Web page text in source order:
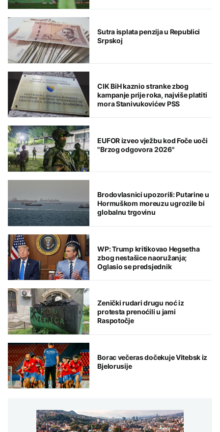
Sutra isplata penzija u Republici
Srpskoj
CIK BiH kaznio stranke zbog
kampanje prije roka, najviše platiti
mora Stanivukovićev PSS
EUFOR izveo vježbu kod Foče uoči
"Brzog odgovora 2026"
Brodovlasnici upozorili: Putarine u
Hormuškom moreuzu ugrozile bi
globalnu trgovinu
WP: Trump kritikovao Hegsetha
zbog nestašice naoružanja;
Oglasio se predsjednik
Zenički rudari drugu noć iz
protesta prenoćili u jami
Raspotočje
Borac večeras dočekuje Vitebsk iz
Bjelorusije